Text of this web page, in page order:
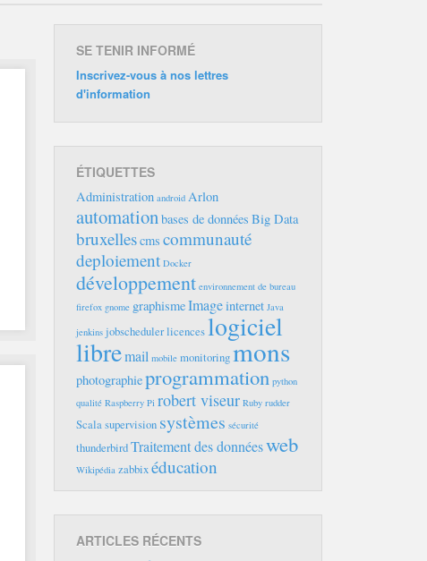
SE TENIR INFORMÉ
Inscrivez-vous à nos lettres
d'information
ÉTIQUETTES
Administration android Arlon
automationbases de données Big Data
bruxellescms communauté
deploiement Docker
développement environnement de bureau
firefox gnome graphismeImageinternet Java
jenkins jobschedulerlicenceslogiciel
libremail mobile monitoringmons
photographieprogrammation python
qualité Raspberry Pi robert viseur Ruby rudder
Scalasupervision systèmes sécurité
thunderbirdTraitement des donnéesweb
Wikipédia zabbixéducation
ARTICLES RÉCENTS